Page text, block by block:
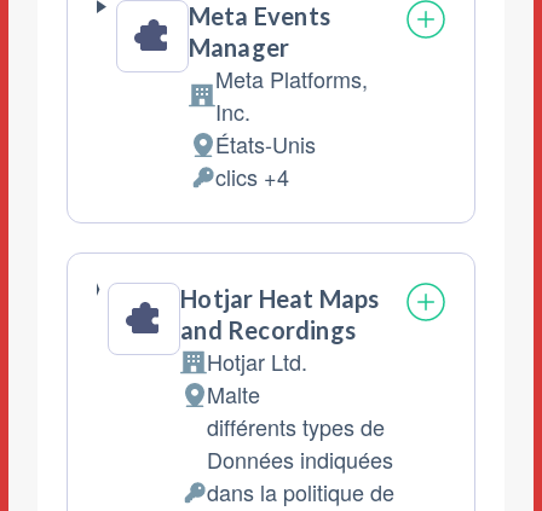
Meta Events
Manager
Entreprise:
Meta Platforms,
Inc.
Lieu
de
traitement
:
États-Unis
Données
personnelles
traitées
:
clics +4
Hotjar Heat Maps
and Recordings
Entreprise:
Hotjar Ltd.
Lieu
traitement
Malte
différents types de
Données indiquées
dans la politique de